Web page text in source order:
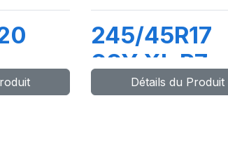
(LR)
245/45R17
99Y XL P7
CINTURATO
Détails du Produit